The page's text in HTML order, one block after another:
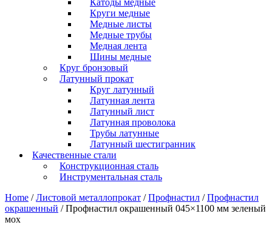
Катоды медные
Круги медные
Медные листы
Медные трубы
Медная лента
Шины медные
Круг бронзовый
Латунный прокат
Круг латунный
Латунная лента
Латунный лист
Латунная проволока
Трубы латунные
Латунный шестигранник
Качественные стали
Конструкционная сталь
Инструментальная сталь
Home /Листовой металлопрокат /Профнастил /Профнастил
окрашенный / Профнастил окрашенный 045×1100 мм зеленый
мох